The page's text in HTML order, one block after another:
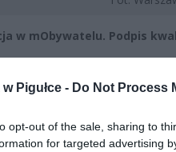
Pigułce - Do Not Process
opt-out of the sale, sharing to
for targeted advertising
w mObywatelu. Podpis
3600 zł miesięcznie
2026 19:29